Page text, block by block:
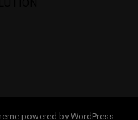
powered by WordPress.